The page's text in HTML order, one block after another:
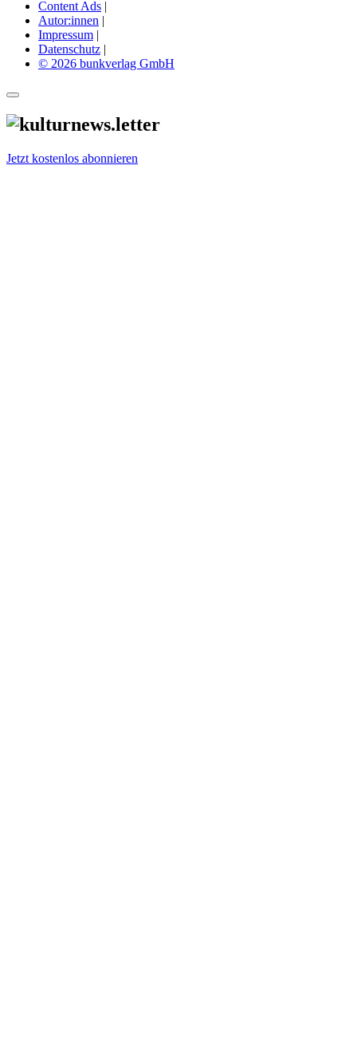
Content Ads |
Autor:innen |
Impressum |
Datenschutz |
© 2026 bunkverlag GmbH
Jetzt kostenlos abonnieren